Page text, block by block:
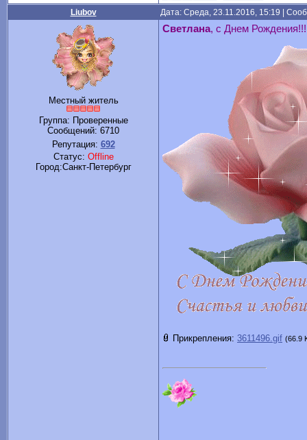
Liubov Дата: Среда, 23.11.2016, 15:19 |
Местный житель
Группа: Проверенные
Сообщений: 6710
Репутация: 692
Статус: Offline
Город:Санкт-Петербург
Светлана, с Днем Рождения!!!
Прикрепления: 3611496.gif (66.9